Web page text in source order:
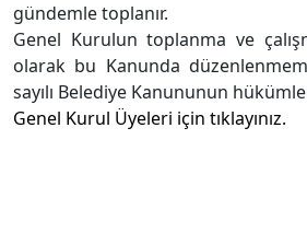
gündemle toplanır.
Genel Kurulun toplanma ve
olarak bu Kanunda
sayılı Belediye Kanununun
Genel Kurul Üyeleri için tıklayınız.